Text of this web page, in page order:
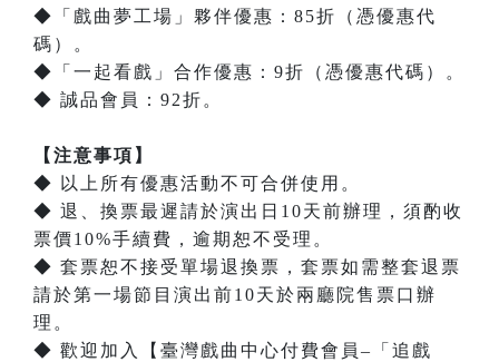
◆「戲曲夢工場」夥伴優惠：85折（憑優惠代
碼）。
◆「一起看戲」合作優惠：9折（憑優惠代碼）。
◆ 誠品會員：92折。
【注意事項】
◆ 以上所有優惠活動不可合併使用。
◆ 退、換票最遲請於演出日10天前辦理，須酌收
票價10%手續費，逾期恕不受理。
◆ 套票恕不接受單場退換票，套票如需整套退票
請於第一場節目演出前10天於兩廳院售票口辦
理。
◆ 歡迎加入【臺灣戲曲中心付費會員–「追戲